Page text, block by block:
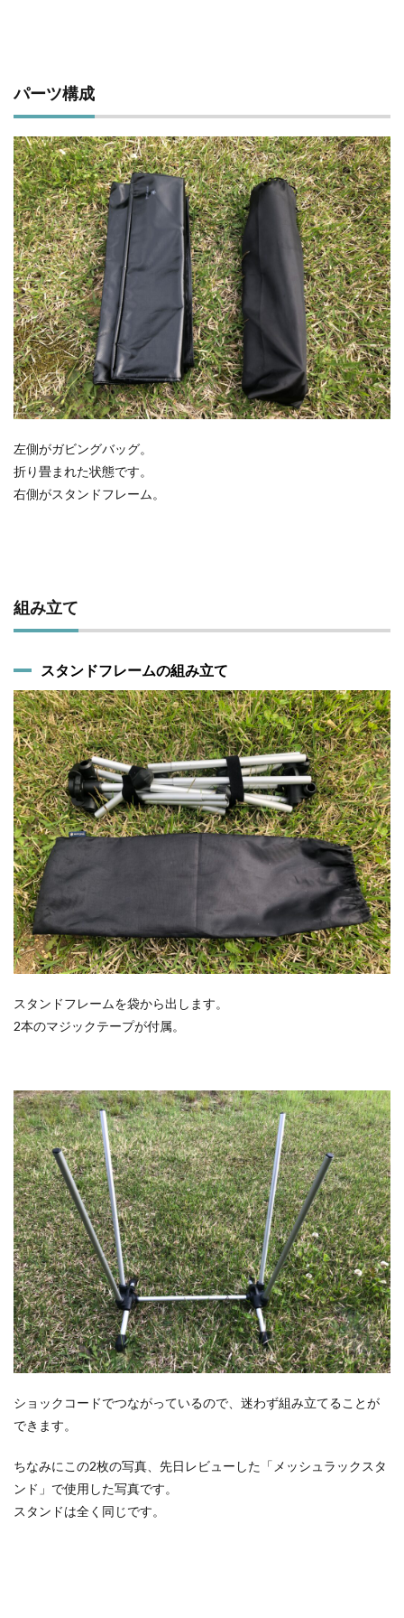
パーツ構成
左側がガビングバッグ。
折り畳まれた状態です。
右側がスタンドフレーム。
組み立て
スタンドフレームの組み立て
スタンドフレームを袋から出します。
2本のマジックテープが付属。
ショックコードでつながっているので、迷わず組み立てることが
できます。
ちなみにこの2枚の写真、先日レビューした「メッシュラックスタ
ンド」で使用した写真です。
スタンドは全く同じです。